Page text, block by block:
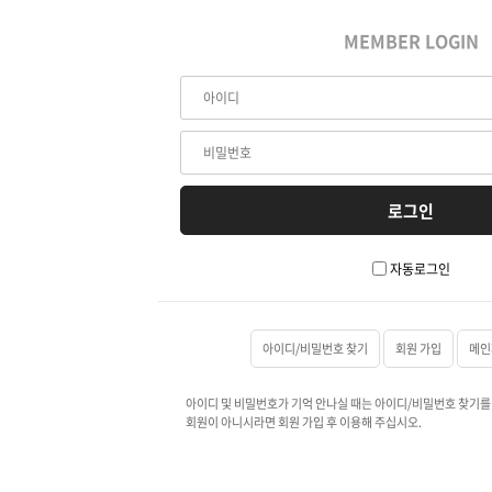
MEMBER LOGIN
자동로그인
아이디/비밀번호 찾기 회원 가입 메
아이디 및 비밀번호가 기억 안나실 때는 아이디/비밀번호 찾기
회원이 아니시라면 회원 가입 후 이용해 주십시오.